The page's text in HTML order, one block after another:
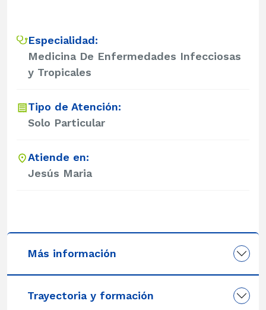
Especialidad:
Medicina De Enfermedades Infecciosas
y Tropicales
Tipo de Atención:
Solo Particular
Atiende en:
Jesús Maria
Más información
Trayectoria y formación